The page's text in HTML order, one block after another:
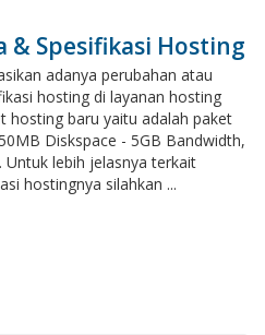
& Spesifikasi Hosting
adanya perubahan atau
hosting di layanan hosting
hosting baru yaitu adalah paket
Diskspace - 5GB Bandwidth,
Untuk lebih jelasnya terkait
hostingnya silahkan ...